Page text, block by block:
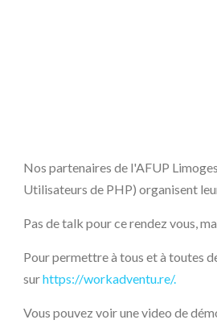
Nos partenaires de l'AFUP
Utilisateurs de PHP) organisent
Pas de talk pour ce rendez vous,
Pour permettre à tous et à toutes
surhttps://workadventu.re/.
Vous pouvez voir une video de